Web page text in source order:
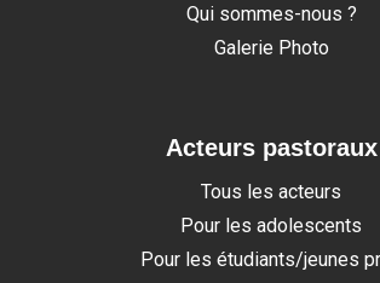
Qui sommes-nous ?
Galerie Photo
Acteurs pastoraux
Tous les acteurs
Pour les adolescents
Pour les étudiants/jeunes